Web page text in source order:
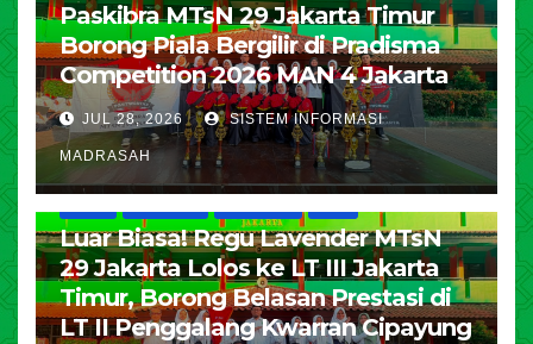
Paskibra MTsN 29 Jakarta Timur
Borong Piala Bergilir di Pradisma
Competition 2026 MAN 4 Jakarta
JUL 28, 2026 SISTEM INFORMASI
MADRASAH
Luar Biasa! Regu Lavender MTsN
29 Jakarta Lolos ke LT III Jakarta
Timur, Borong Belasan Prestasi di
LT II Penggalang Kwarran Cipayung